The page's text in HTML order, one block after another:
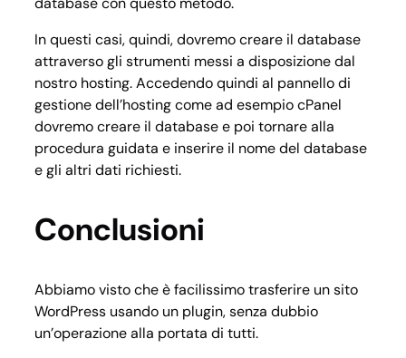
In questi casi, quindi, dovremo creare il database
attraverso gli strumenti messi a disposizione dal
nostro hosting. Accedendo quindi al pannello di
gestione dell’hosting come ad esempio cPanel
dovremo creare il database e poi tornare alla
procedura guidata e inserire il nome del database
e gli altri dati richiesti.
Conclusioni
Abbiamo visto che è facilissimo trasferire un sito
WordPress usando un plugin, senza dubbio
un’operazione alla portata di tutti.